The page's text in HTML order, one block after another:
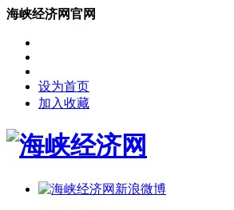
海峡经济网官网
设为首页
加入收藏